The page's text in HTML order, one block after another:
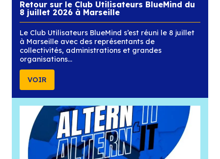
À la une
Blog
Retour sur le Club Utilisateurs
8 juillet 2026 à Marseille